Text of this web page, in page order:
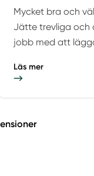
Mycket bra och
Jätte trevliga och
jobb med att
Läs mer